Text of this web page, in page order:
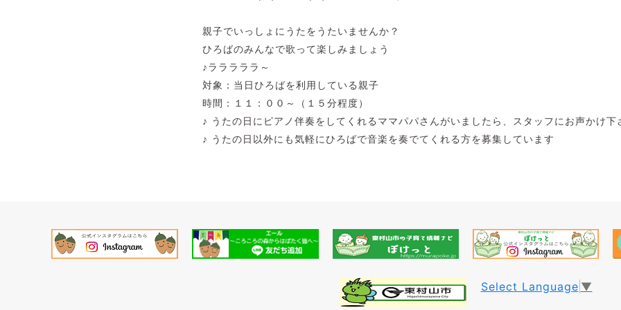
親子でいっしょにうたをうたいませんか？
ひろばのみんなで歌って楽しみましょう
♪ラララララ～
対象：当日ひろばを利用している親子
時間：１１：００～（１５分程度）
♪ うたの日にピアノ伴奏をしてくれるママパパさんがいましたら、スタッフにお声かけ下
♪ うたの日以外にも気軽にひろばで音楽を奏でてくれる方を募集しています
Select Language ▼